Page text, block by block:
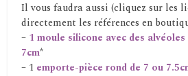
Il vous faudra aussi (cliquez sur les
directement les références en
– 1 moule silicone avec des
7cm*
– 1 emporte-pièce rond de 7 ou